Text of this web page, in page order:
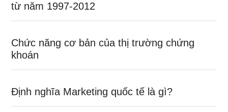
từ năm 1997-2012
Chức năng cơ bản của thị trường chứng
khoán
Định nghĩa Marketing quốc tế là gì?